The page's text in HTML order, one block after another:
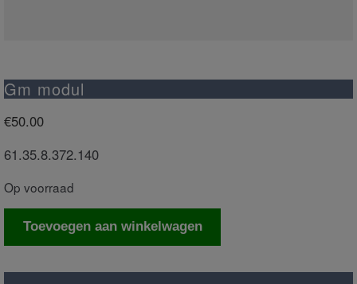
Gm modul
€50.00
61.35.8.372.140
Op voorraad
GmToevoegen aan winkelwagen